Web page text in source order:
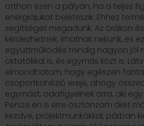
otthon ezen a pályán, ha a teljes
energiájukat beleteszik. Ehhez
segítséget megadunk. Az órákon
kérdezhetnek, írhatnak nekünk, és
együttműködés mindig nagyon jól
oktatókkal is, és egymás közt is.
elmondhatom, hogy egészen
csoportkohézió ereje, ahogy
egymást, odafigyelnek arra, aki
Persze én is erre ösztönzöm őket
kezdve, projektmunkákkal, párban